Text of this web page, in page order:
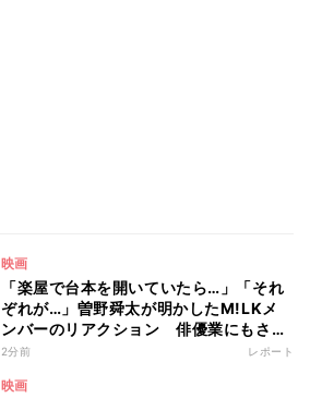
映画
「楽屋で台本を開いていたら…」「それ
ぞれが…」曽野舜太が明かしたM!LKメ
ンバーのリアクション 俳優業にもさら
なる意欲
2分前 レポート
映画